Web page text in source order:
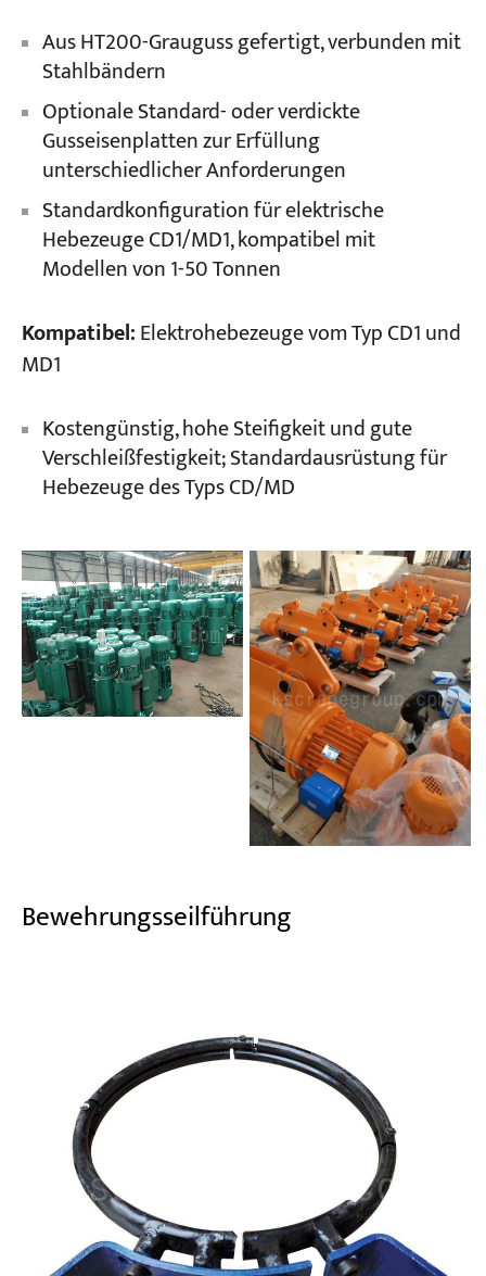
Aus HT200-Grauguss gefertigt, verbunden mit
Stahlbändern
Optionale Standard- oder verdickte
Gusseisenplatten zur Erfüllung
unterschiedlicher Anforderungen
Standardkonfiguration für elektrische
Hebezeuge CD1/MD1, kompatibel mit
Modellen von 1-50 Tonnen
Kompatibel:Elektrohebezeuge vom Typ CD1 und
MD1
Kostengünstig, hohe Steifigkeit und gute
Verschleißfestigkeit; Standardausrüstung für
Hebezeuge des Typs CD/MD
Bewehrungsseilführung